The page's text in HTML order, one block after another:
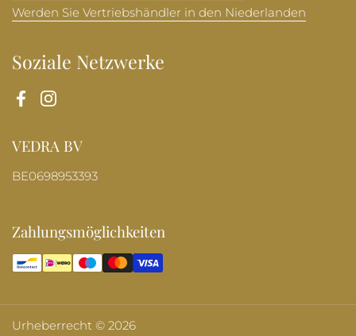
Werden Sie Vertriebshändler in den Niederlanden
Soziale Netzwerke
FacebookInstagram
VEDRA BV
BE0698953393
Zahlungsmöglichkeiten
Urheberrecht © 2026